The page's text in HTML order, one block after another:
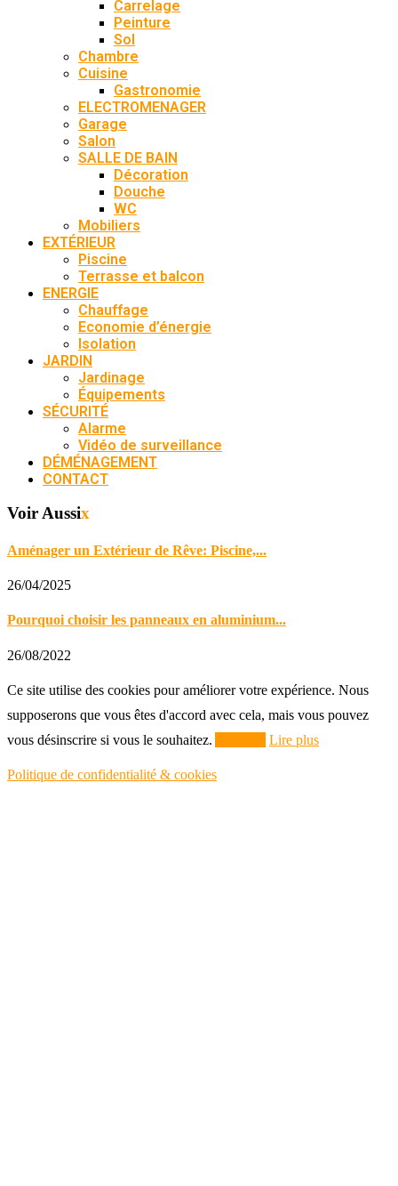
Carrelage
Peinture
Sol
Chambre
Cuisine
Gastronomie
ELECTROMENAGER
Garage
Salon
SALLE DE BAIN
Décoration
Douche
WC
Mobiliers
EXTÉRIEUR
Piscine
Terrasse et balcon
ENERGIE
Chauffage
Economie d’énergie
Isolation
JARDIN
Jardinage
Équipements
SÉCURITÉ
Alarme
Vidéo de surveillance
DÉMÉNAGEMENT
CONTACT
Voir Aussix
Aménager un Extérieur de Rêve: Piscine,...
26/04/2025
Pourquoi choisir les panneaux en aluminium...
26/08/2022
Ce site utilise des cookies pour améliorer votre expérience. Nous
supposerons que vous êtes d'accord avec cela, mais vous pouvez
vous désinscrire si vous le souhaitez.
Lire plus
Politique de confidentialité & cookies